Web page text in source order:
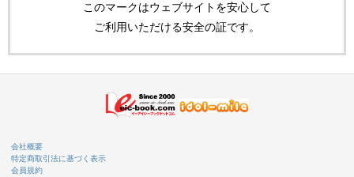
このマークはウェブサイトを安心して
ご利用いただける安全の証です。
会社概要
特定商取引法に基づく表示
会員規約